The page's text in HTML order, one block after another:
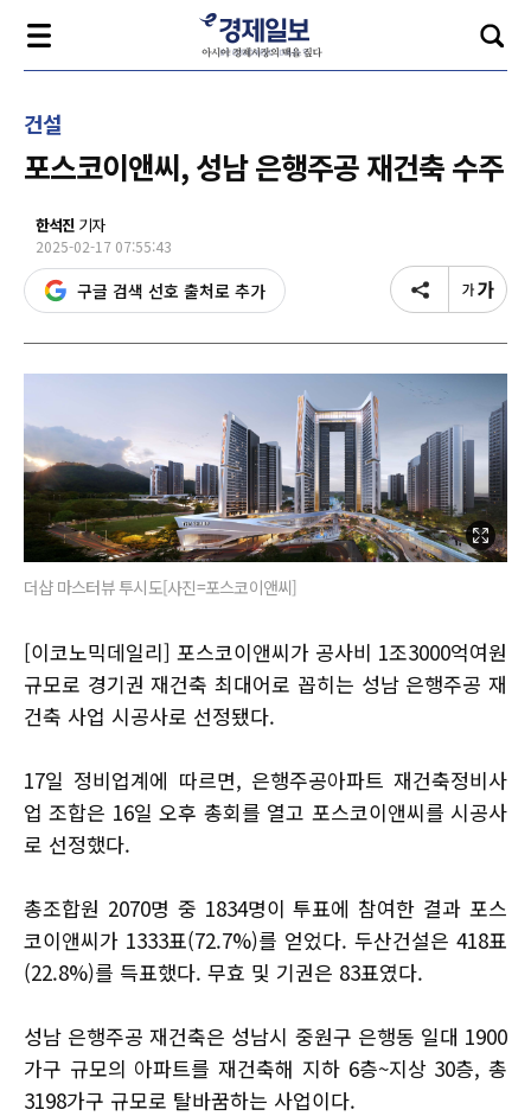
건설
포스코이앤씨, 성남 은행주공 재건축 수주
한석진 기자
2025-02-17 07:55:43
구글 검색 선호 출처로 추가
더샵 마스터뷰 투시도[사진=포스코이앤씨]
[이코노믹데일리] 포스코이앤씨가 공사비 1조3000억여원
규모로 경기권 재건축 최대어로 꼽히는 성남 은행주공 재
건축 사업 시공사로 선정됐다.
17일 정비업계에 따르면, 은행주공아파트 재건축정비사
업 조합은 16일 오후 총회를 열고 포스코이앤씨를 시공사
로 선정했다.
총조합원 2070명 중 1834명이 투표에 참여한 결과 포스
코이앤씨가 1333표(72.7%)를 얻었다. 두산건설은 418표
(22.8%)를 득표했다. 무효 및 기권은 83표였다.
성남 은행주공 재건축은 성남시 중원구 은행동 일대 1900
가구 규모의 아파트를 재건축해 지하 6층~지상 30층, 총
3198가구 규모로 탈바꿈하는 사업이다.